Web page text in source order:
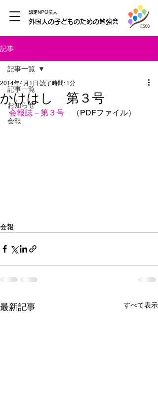
認定NPO法人
外国人の子どものための勉強会
記事
記事一覧
お知らせ
会報
記事一覧
かけはし 第３号
2014年4月1日 読了時間: 1分
会報誌－第３号 （PDFファイル）
会報
最新記事 すべて表示